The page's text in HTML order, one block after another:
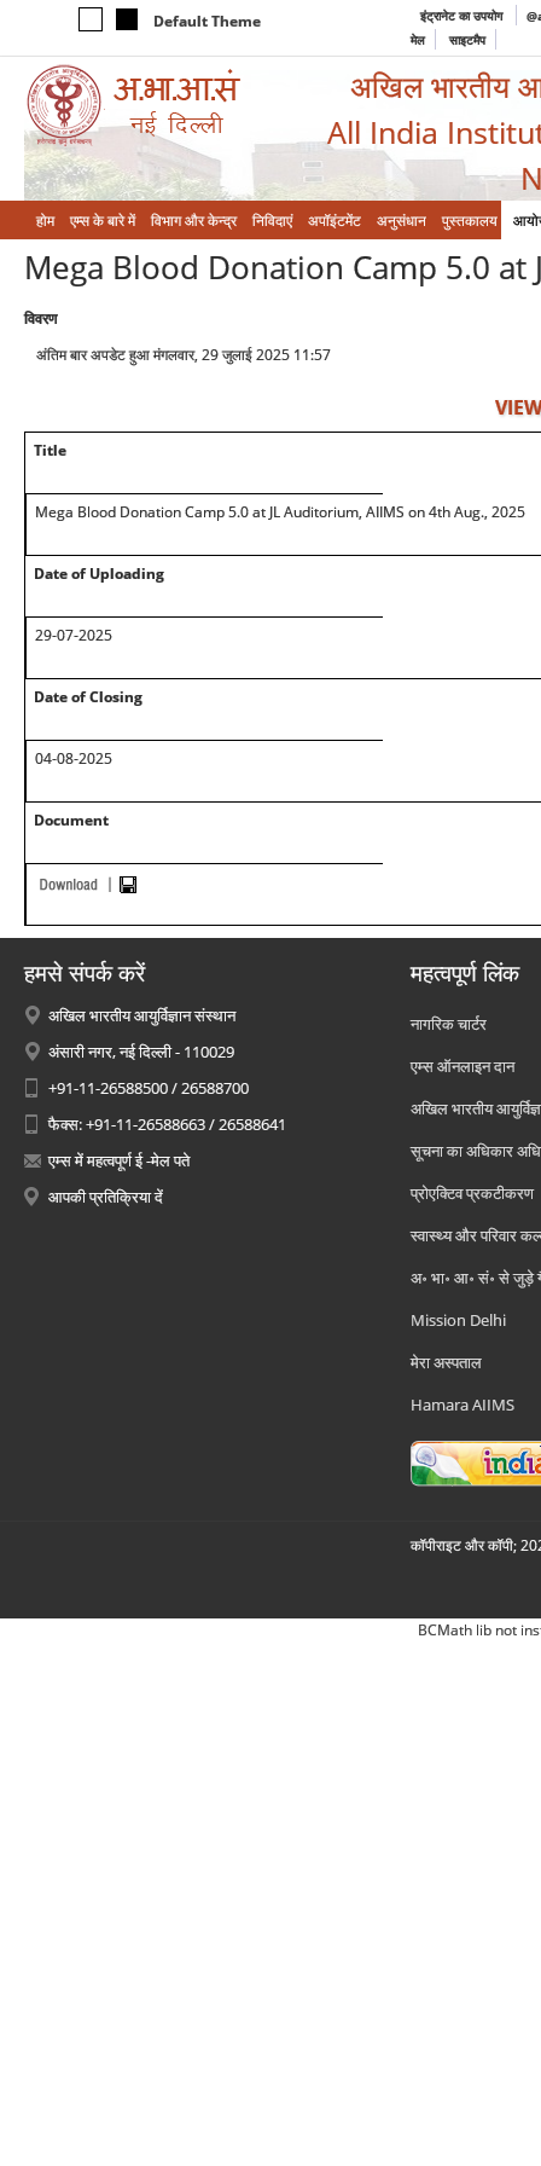
Default Theme इंट्रानेट का उपयोग
मेल
साइटमैप
अखिल भारतीय
All India
होम एम्‍स के बारे में विभाग और केन्‍द्र निविदाएं अपॉइंटमेंट अनुसंधान पुस्तकालय
Mega Blood Donation Camp 5.0
विवरण
अंतिम बार अपडेट हुआ मंगलवार, 29 जुलाई 2025 11:57
Title
Mega Blood Donation Camp 5.0 at JL Auditorium, AIIMS on 4th Aug., 2025
Date of Uploading
29-07-2025
Date of Closing
04-08-2025
Document
हमसे संपर्क करें
अखिल भारतीय आयुर्विज्ञान संस्थान
अंसारी नगर, नई दिल्ली - 110029
+91-11-26588500 / 26588700
फैक्स: +91-11-26588663 / 26588641
एम्स में महत्वपूर्ण ई -मेल पते
आपकी प्रतिक्रिया दें
महत्वपूर्ण लिंक
नागरिक चार्टर
एम्स ऑनलाइन दान
अखिल भारतीय
सूचना का अधिकार
प्रोएक्टिव प्रकटीकरण
स्वास्थ्य और परिवार
अ॰ भा॰ आ॰ सं॰ से जुड़े
Mission Delhi
मेरा अस्पताल
Hamara AIIMS
कॉपीराइट और कॉपी;
BCMath lib not